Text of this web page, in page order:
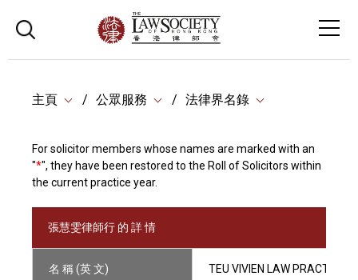
主頁 公眾服務 法律界名錄
For solicitor members whose names are marked with an
"*", they have been restored to the Roll of Solicitors within
the current practice year.
張慧雯律師行 的 詳 情
名 稱 (英 文) TEU VIVIEN LAW PRACTICE